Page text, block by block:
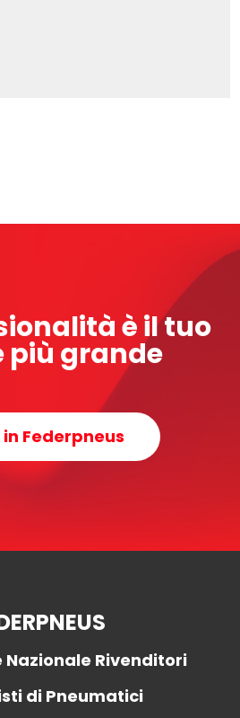
è il tuo
più grande
Federpneus
Nazionale Rivenditori
di Pneumatici